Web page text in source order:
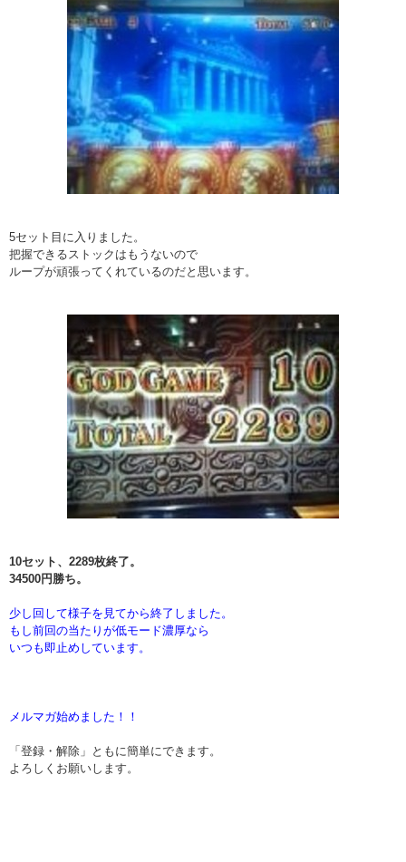
5セット目に入りました。
把握できるストックはもうないので
ループが頑張ってくれているのだと思います。
10セット、2289枚終了。
34500円勝ち。
少し回して様子を見てから終了しました。
もし前回の当たりが低モード濃厚なら
いつも即止めしています。
メルマガ始めました！！
「登録・解除」ともに簡単にできます。
よろしくお願いします。